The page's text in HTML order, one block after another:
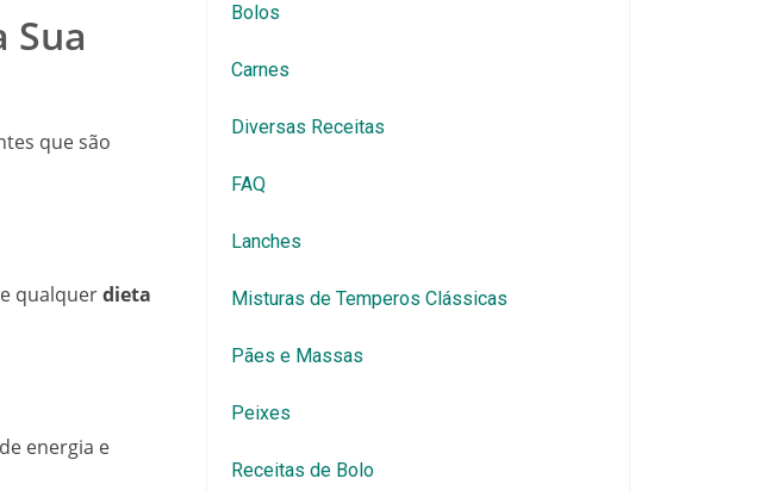
Sua
que são
qualquerdieta
energia e
Bolos
Carnes
Diversas Receitas
FAQ
Lanches
Misturas de Temperos Clássicas
Pães e Massas
Peixes
Receitas de Bolo